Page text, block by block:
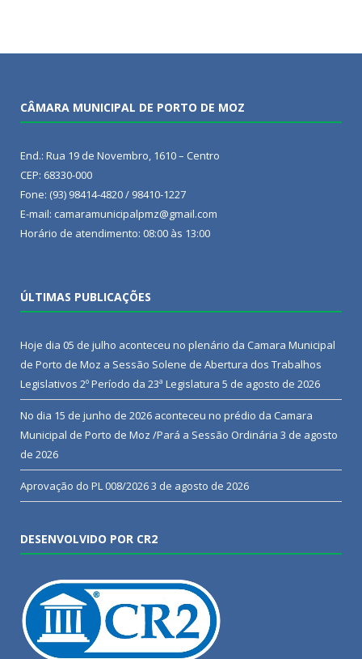
CÂMARA MUNICIPAL DE PORTO DE MOZ
End.: Rua 19 de Novembro, 1610 – Centro
CEP: 68330-000
Fone: (93) 98414-4820 / 98410-1227
E-mail: camaramunicipalpmz@gmail.com
Horário de atendimento: 08:00 às 13:00
ÚLTIMAS PUBLICAÇÕES
Hoje dia 05 de julho aconteceu no plenário da Camara Municipal
de Porto de Moz a Sessão Solene de Abertura dos Trabalhos
Legislativos 2º Período da 23ª Legislatura 5 de agosto de 2026
No dia 15 de junho de 2026 aconteceu no prédio da Camara
Municipal de Porto de Moz /Pará a Sessão Ordinária 3 de agosto
de 2026
Aprovação do PL 008/20263 de agosto de 2026
DESENVOLVIDO POR CR2